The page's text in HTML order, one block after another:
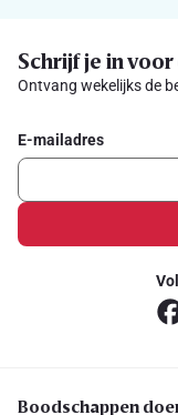
Schrijf je in
Ontvang wekelijks de
E-mailadres
Boodschappen